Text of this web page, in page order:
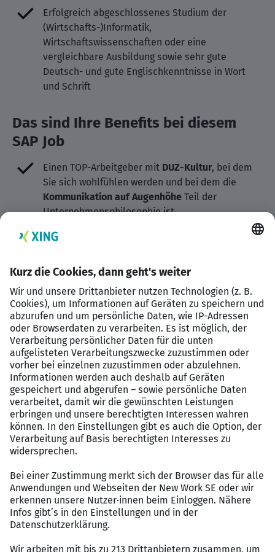
Erfolgreich abgeschlossenes Studium der
(Wirtschafts-)Informatik,
Wirtschaftswissenschaften oder eine
vergleichbare Ausbildung sowie sehr gute
Deutsch- und gute Englischkenntnisse in Wort
und Schrift
Das sind Ihre Benefits bei diesem
SAP Job
Einen TOP-Arbeitgeber mit DUZ-Kultur, bei dem
Sie sich wohlfühlen werden und bei dem die
Kommunikation auf Augenhöhe Teil der
Unternehmensphilosophie ist
gegenseitig tatkräftig unterstützt
Vielfältige SAP-Optimierungs-, -Harmonisierungs-
&S/4HANA-Einführungs- und Roll-Out-Projekte
bei unterschiedlichen Kunden
Die Möglichkeit SAP S/4HANA Erfahrung im
Greenfield-,Bluefield-oderBrownfield
Approachzu sammeln – je nach Kundenprojekt
Modernste SAP-Technologien&
Methodenkompetenz
Kontinuierliche Weiterbildungen und die Auswahl
aus einemTrainingskatalog mit über 300
Schulungen